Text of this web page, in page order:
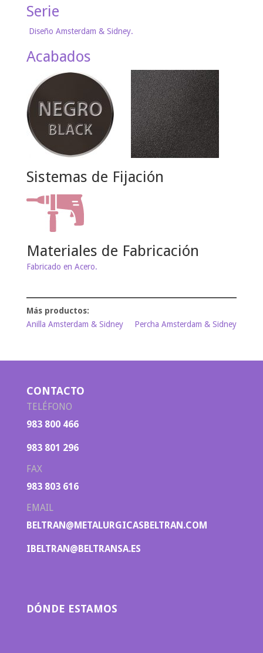
Serie
Diseño Amsterdam & Sidney.
Acabados
Sistemas de Fijación
Materiales de Fabricación
Fabricado en Acero.
Anilla Amsterdam & Sidney Percha Amsterdam & Sidney
CONTACTO
TELÉFONO
983 800 466
983 801 296
FAX
983 803 616
EMAIL
BELTRAN@METALURGICASBELTRAN.COM
IBELTRAN@BELTRANSA.ES
DÓNDE ESTAMOS